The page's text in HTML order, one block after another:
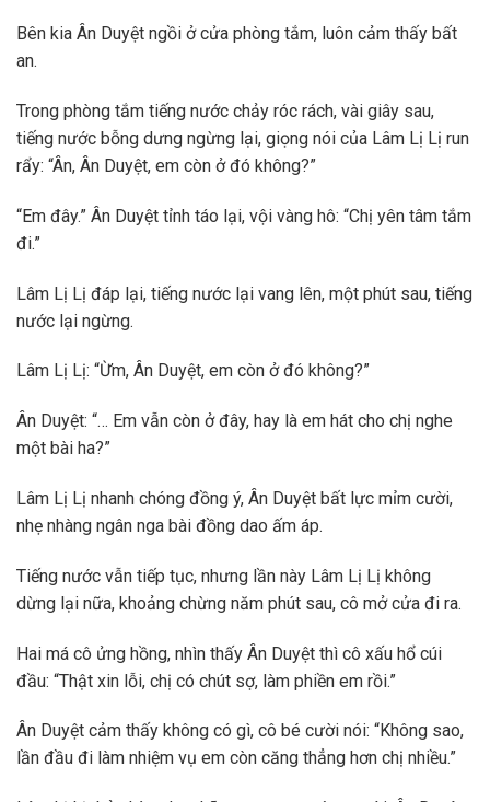
Bên kia Ân Duyệt ngồi ở cửa phòng tắm, luôn cảm thấy bất
an.
Trong phòng tắm tiếng nước chảy róc rách, vài giây sau,
tiếng nước bỗng dưng ngừng lại, giọng nói của Lâm Lị Lị run
rẩy: “Ân, Ân Duyệt, em còn ở đó không?”
“Em đây.” Ân Duyệt tỉnh táo lại, vội vàng hô: “Chị yên tâm tắm
đi.”
Lâm Lị Lị đáp lại, tiếng nước lại vang lên, một phút sau, tiếng
nước lại ngừng.
Lâm Lị Lị: “Ừm, Ân Duyệt, em còn ở đó không?”
Ân Duyệt: “… Em vẫn còn ở đây, hay là em hát cho chị nghe
một bài ha?”
Lâm Lị Lị nhanh chóng đồng ý, Ân Duyệt bất lực mỉm cười,
nhẹ nhàng ngân nga bài đồng dao ấm áp.
Tiếng nước vẫn tiếp tục, nhưng lần này Lâm Lị Lị không
dừng lại nữa, khoảng chừng năm phút sau, cô mở cửa đi ra.
Hai má cô ửng hồng, nhìn thấy Ân Duyệt thì cô xấu hổ cúi
đầu: “Thật xin lỗi, chị có chút sợ, làm phiền em rồi.”
Ân Duyệt cảm thấy không có gì, cô bé cười nói: “Không sao,
lần đầu đi làm nhiệm vụ em còn căng thẳng hơn chị nhiều.”